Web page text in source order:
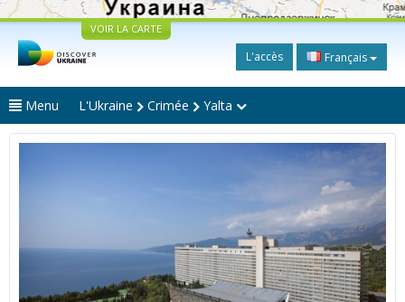
VOIR LA CARTE
L'accès Français
Menu L'Ukraine Crimée Yalta